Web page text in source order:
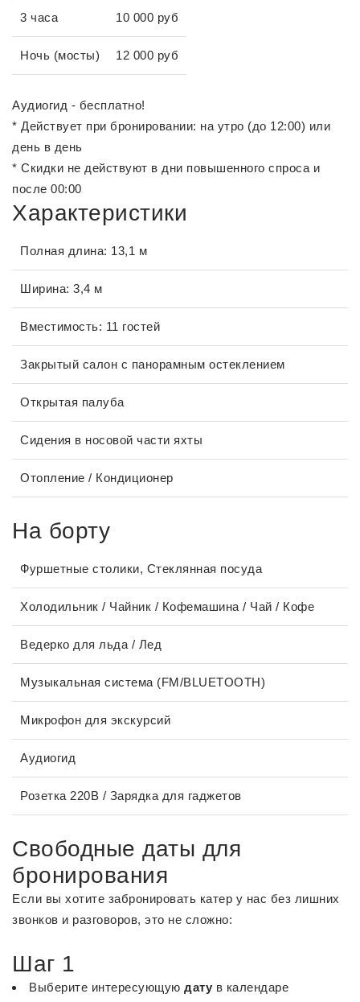
3 часа 10 000 руб
Ночь (мосты) 12 000 руб
Аудиогид - бесплатно!
* Действует при бронировании: на утро (до 12:00) или
день в день
* Скидки не действуют в дни повышенного спроса и
после 00:00
Характеристики
Полная длина: 13,1 м
Ширина: 3,4 м
Вместимость: 11 гостей
Закрытый салон с панорамным остеклением
Открытая палуба
Сидения в носовой части яхты
Отопление / Кондиционер
На борту
Фуршетные столики, Стеклянная посуда
Холодильник / Чайник / Кофемашина / Чай / Кофе
Ведерко для льда / Лед
Музыкальная система (FM/BLUETOOTH)
Микрофон для экскурсий
Аудиогид
Розетка 220В / Зарядка для гаджетов
Свободные даты для
бронирования
Если вы хотите забронировать катер у нас без лишних
звонков и разговоров, это не сложно:
Шаг 1
Выберите интересующую дату в календаре